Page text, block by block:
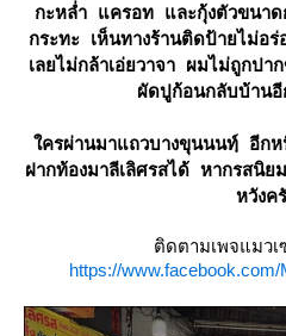
กะหล่ำ แครอท และกุ้งตัวขนา
กระทะ เห็นทางร้านติดป้ายไม่อ
เลยไม่กล้าเอ่ยวาจา ผมไม่ถูกป
ผัดปูก้อนกลับบ้าน
ครผ่านมาแถวบางขุนนนท์ฺ อีกห
ฝากท้องมาลีเลิศรสได้ หากรสนิย
หวังค
ติดตามเพจแมวเ
https://